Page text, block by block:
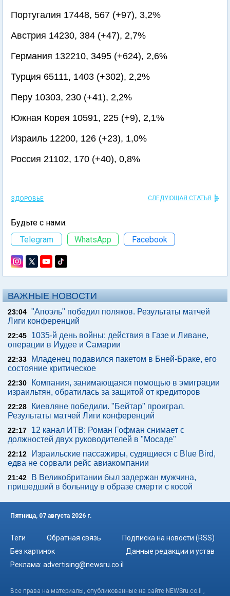
Португалия 17448, 567 (+97), 3,2%
Австрия 14230, 384 (+47), 2,7%
Германия 132210, 3495 (+624), 2,6%
Турция 65111, 1403 (+302), 2,2%
Перу 10303, 230 (+41), 2,2%
Южная Корея 10591, 225 (+9), 2,1%
Израиль 12200, 126 (+23), 1,0%
Россия 21102, 170 (+40), 0,8%
ЗДОРОВЬЕ СЛЕДУЮЩАЯ СТАТЬЯ
Будьте с нами:
Telegram
WhatsApp Facebook
ВАЖНЫЕ НОВОСТИ
23:04 "Апоэль" победил поляков. Результаты матчей
Лиги конференций
22:45
1035-й день войны: действия в Газе и Ливане,
операции в Иудее и Самарии
22:33
Младенец подавился пакетом в Бней-Браке, его
состояние критическое
22:30
Компания, занимающаяся помощью в эмиграции
израильтян, обратилась за защитой от кредиторов
22:28
Киевляне победили. "Бейтар" проиграл.
Результаты матчей Лиги конференций
22:17
12 канал ИТВ: Роман Гофман снимает с
должностей двух руководителей в "Мосаде"
22:12
Израильские пассажиры, судящиеся с Blue Bird,
едва не сорвали рейс авиакомпании
21:42
В Великобритании был задержан мужчина,
пришедший в больницу в образе смерти с косой
Пятница, 07 августа 2026 г.
Теги Обратная связь
Подписка на новости (RSS)
Без картинок
Данные редакции и устав
Реклама: advertising@newsru.co.il
Все права на материалы, опубликованные на сайте NEWSru.co.il ,